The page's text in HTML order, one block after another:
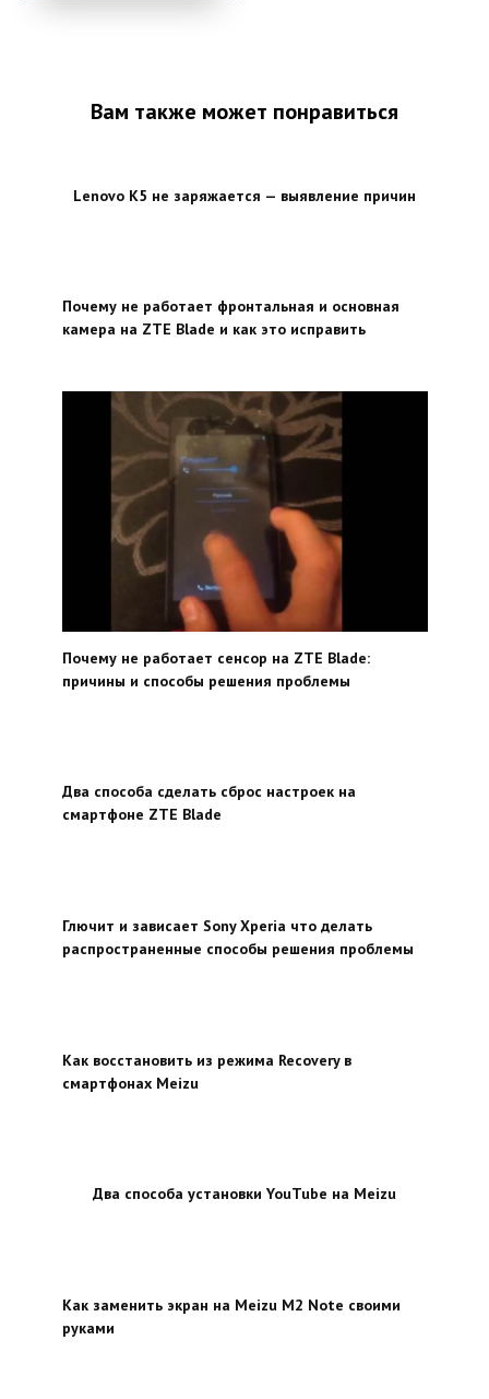
Вам также может понравиться
Lenovo K5 не заряжается — выявление причин
Почему не работает фронтальная и основная
камера на ZTE Blade и как это исправить
Почему не работает сенсор на ZTE Blade:
причины и способы решения проблемы
Два способа сделать сброс настроек на
смартфоне ZTE Blade
Глючит и зависает Sony Xperia что делать
распространенные способы решения проблемы
Как восстановить из режима Recovery в
смартфонах Meizu
Два способа установки YouTube на Meizu
Как заменить экран на Meizu M2 Note своими
руками